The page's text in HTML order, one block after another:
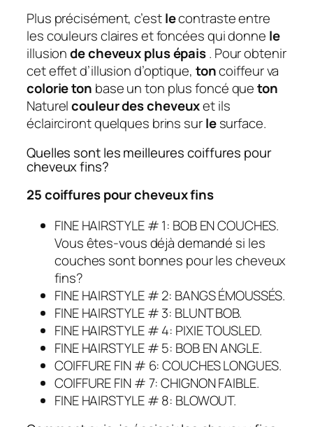
Plus précisément, c’estlecontraste entre
les couleurs claires et foncées qui donne le
illusionde cheveux plus épais. Pour obtenir
cet effet d’illusion d’optique, toncoiffeur va
colorie ton base un ton plus foncé queton
Naturelcouleur des cheveuxet ils
éclairciront quelques brins surlesurface.
Quelles sont les meilleures coiffures pour
cheveux fins?
25 coiffures pour cheveux fins
FINE HAIRSTYLE # 1: BOB EN COUCHES.
Vous êtes-vous déjà demandé si les
couches sont bonnes pour les cheveux
fins?
FINE HAIRSTYLE # 2: BANGS ÉMOUSSÉS.
FINE HAIRSTYLE # 3: BLUNT BOB.
FINE HAIRSTYLE # 4: PIXIE TOUSLED.
FINE HAIRSTYLE # 5: BOB EN ANGLE.
COIFFURE FIN # 6: COUCHES LONGUES.
COIFFURE FIN # 7: CHIGNON FAIBLE.
FINE HAIRSTYLE # 8: BLOWOUT.